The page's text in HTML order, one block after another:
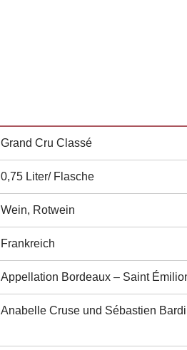
Grand Cru Classé
0,75 Liter/ Flasche
Wein, Rotwein
Frankreich
Appellation Bordeaux – Saint
Anabelle Cruse und Sébastien